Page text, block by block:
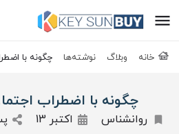
خانه وبلاگ نوشته‌ها چگونه با
چگونه با اضطراب
روانشناس اکتبر 13